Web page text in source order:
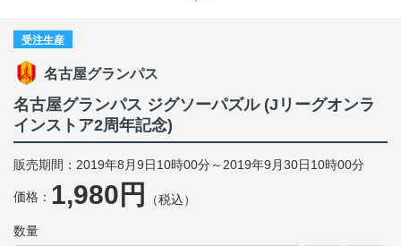
受注生産
名古屋グランパス
名古屋グランパス ジグソーパズル (Jリーグオンラ
インストア2周年記念)
販売期間：2019年8月9日10時00分～2019年9月30日10時00分
価格： 1,980円 （税込）
数量